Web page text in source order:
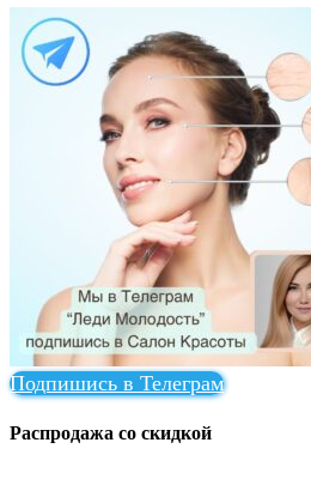
Подпишись в Телеграм
Распродажа со скидкой